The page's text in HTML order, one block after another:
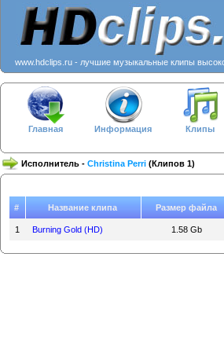
www.hdclips.ru - лучшие музыкальные клипы
Главная Информация Клипы
Исполнитель - Christina Perri (Клипов 1)
# Название клипа Размер файла
1 Burning Gold (HD) 1.58 Gb